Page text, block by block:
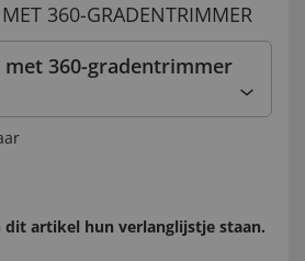
360-GRADENTRIMMER
360-gradentrimmer
dit artikel hun verlanglijstje staan.